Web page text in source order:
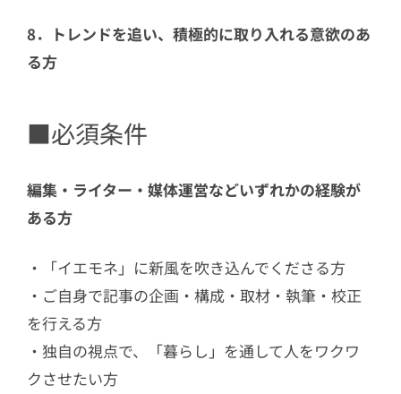
8．トレンドを追い、積極的に取り入れる意欲のあ
る方
■必須条件
編集・ライター・媒体運営などいずれかの経験が
ある方
・「イエモネ」に新風を吹き込んでくださる方
・ご自身で記事の企画・構成・取材・執筆・校正
を行える方
・独自の視点で、「暮らし」を通して人をワクワ
クさせたい方